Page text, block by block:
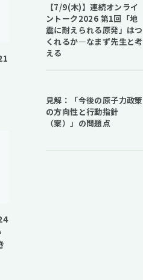
【7/9(木)】連続オンライ
ントーク2026 第1回「地
震に耐えられる原発」はつ
くれるか―なまず先生と考
える
見解：「今後の原子力政策
の方向性と行動指針
（案）」の問題点